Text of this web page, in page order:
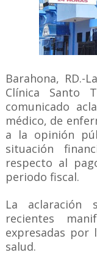
Barahona, RD.-
Clínica Santo
comunicado
médico, de
a la opinión
situación
respecto al
periodo fiscal.
La aclaración
recientes
expresadas por
salud.